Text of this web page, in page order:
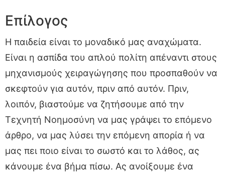
Επίλογος
Η παιδεία είναι το μοναδικό μας αναχώματα.
Είναι η ασπίδα του απλού πολίτη απέναντι στους
μηχανισμούς χειραγώγησης που προσπαθούν να
σκεφτούν για αυτόν, πριν από αυτόν. Πριν,
λοιπόν, βιαστούμε να ζητήσουμε από την
Τεχνητή Νοημοσύνη να μας γράψει το επόμενο
άρθρο, να μας λύσει την επόμενη απορία ή να
μας πει ποιο είναι το σωστό και το λάθος, ας
κάνουμε ένα βήμα πίσω. Ας ανοίξουμε ένα